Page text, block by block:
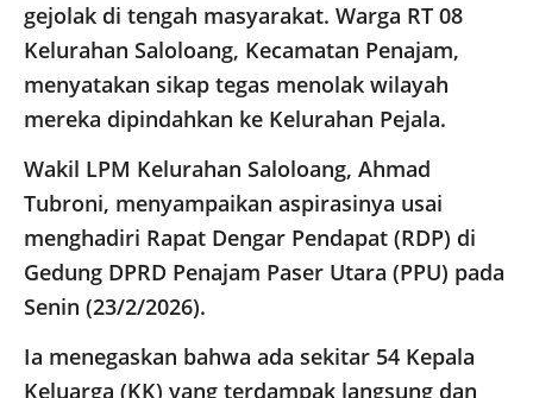
gejolak di tengah masyarakat. Warga RT 08
Kelurahan Saloloang, Kecamatan Penajam,
menyatakan sikap tegas menolak wilayah
mereka dipindahkan ke Kelurahan Pejala.
​Wakil LPM Kelurahan Saloloang, Ahmad
Tubroni, menyampaikan aspirasinya usai
menghadiri Rapat Dengar Pendapat (RDP) di
Gedung DPRD Penajam Paser Utara (PPU) pada
Senin (23/2/2026).
Ia menegaskan bahwa ada sekitar 54 Kepala
Keluarga (KK) yang terdampak langsung dan